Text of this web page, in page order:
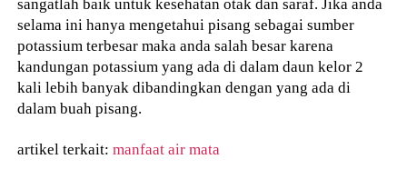
selama ini hanya mengetahui pisang sebagai sumber
potassium terbesar maka anda salah besar karena
kandungan potassium yang ada di dalam daun kelor 2
kali lebih banyak dibandingkan dengan yang ada di
dalam buah pisang.
artikel terkait:manfaat air mata